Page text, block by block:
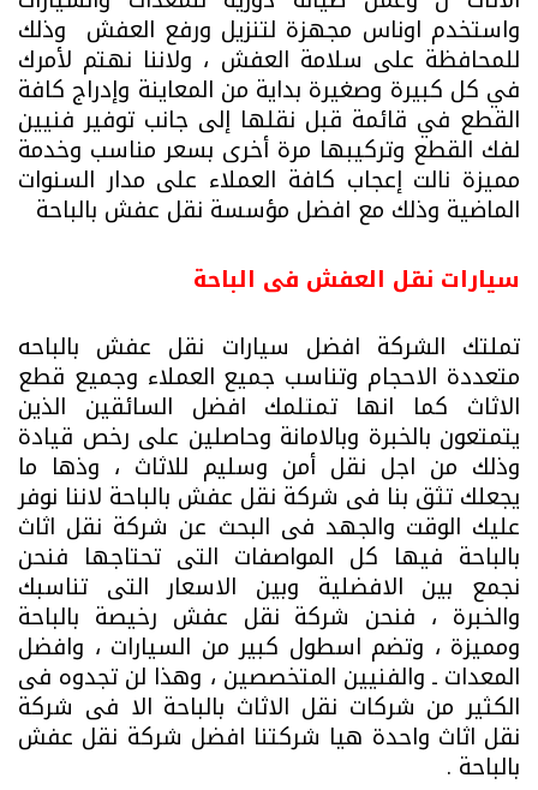
واستخدم اوناس مجهزة لتنزيل ورفع العفش وذلك
للمحافظة على سلامة العفش ، ولاننا نهتم لأمرك
في كل كبيرة وصغيرة بداية من المعاينة وإدراج كافة
القطع في قائمة قبل نقلها إلى جانب توفير فنيين
لفك القطع وتركيبها مرة أخرى بسعر مناسب وخدمة
مميزة نالت إعجاب كافة العملاء على مدار السنوات
الماضية وذلك مع افضل مؤسسة نقل عفش بالباحة
سيارات نقل العفش فى الباحة
تملتك الشركة افضل سيارات نقل عفش بالباحه
متعددة الاحجام وتناسب جميع العملاء وجميع قطع
الاثاث كما انها تمتلمك افضل السائقين الذين
يتمتعون بالخبرة وبالامانة وحاصلين على رخص قيادة
وذلك من اجل نقل أمن وسليم للاثاث ، وذها ما
يجعلك تثق بنا فى شركة نقل عفش بالباحة لاننا نوفر
عليك الوقت والجهد فى البحث عن شركة نقل اثاث
بالباحة فيها كل المواصفات التى تحتاجها فنحن
نجمع بين الافضلية وبين الاسعار التى تناسبك
والخبرة ، فنحن شركة نقل عفش رخيصة بالباحة
ومميزة ، وتضم اسطول كبير من السيارات ، وافضل
المعدات ـ والفنيين المتخصصين ، وهذا لن تجدوه فى
الكثير من شركات نقل الاثاث بالباحة الا فى شركة
نقل اثاث واحدة هيا شركتنا افضل شركة نقل عفش
بالباحة .